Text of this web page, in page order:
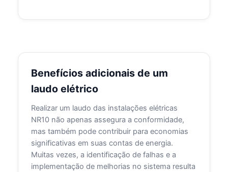
Benefícios adicionais de um
laudo elétrico
Realizar um laudo das instalações elétricas
NR10 não apenas assegura a conformidade,
mas também pode contribuir para economias
significativas em suas contas de energia.
Muitas vezes, a identificação de falhas e a
implementação de melhorias no sistema resulta